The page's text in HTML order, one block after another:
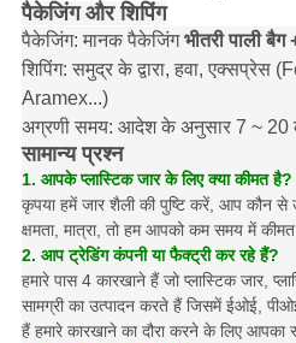
पैकेजिंग और शिपिंग
पैकेजिंग: मानक पैकेजिंगभीतरी पाली बैग
शिपिंग: समुद्र के द्वारा, हवा, एक्सप्रेस
Aramex...)
अग्रणी समय: आदेश के अनुसार 7 ~ 20
सामान्य प्रश्न
1. आपके प्लास्टिक जार के लिए क्या कीमत है?
कृपया हमें जार शैली की पुष्टि करें, आप कौन
क्षमता, मात्रा, तो हम आपको कम समय में
2. आप ट्रेडिंग कंपनी या फैक्ट्री कर रहे हैं?
हमारे पास 4 कारखाने हैं जो प्लास्टिक जार,
सामग्री का उत्पादन करते हैं जिसमें ईओई,
हैं हमारे कारखाने का दौरा करने के लिए आपका